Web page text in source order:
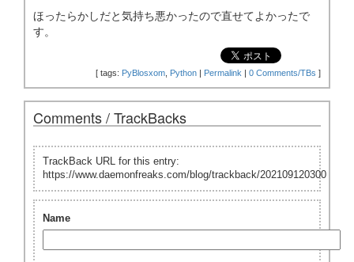
ほったらかしだと気持ち悪かったので直せてよかったで
す。
[ tags: PyBlosxom Python | Permalink | 0 Comments/TBs ]
Comments / TrackBacks
TrackBack URL for this entry:
https://www.daemonfreaks.com/blog/trackback/202109120300
Name